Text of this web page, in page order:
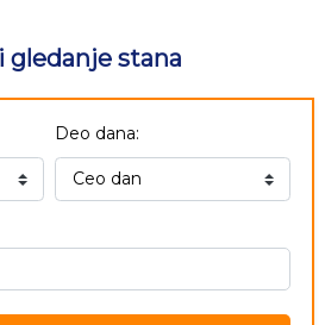
gledanje stana
Deo dana: